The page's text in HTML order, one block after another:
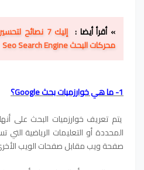
» أقرأ أيضا :
إليك 7 نصائح
محركات البحث Seo Search Engine
1- ما هي خوارزميات بحث Google؟
يتم تعريف خوارزميات البحث على
المحددة أو التعليمات الرياضية
صفحة ويب مقابل صفحات الويب